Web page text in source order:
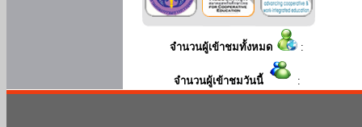
จำนวนผู้เข้าชมทั้งหมด :
จำนวนผู้เข้าชมวันนี้ :